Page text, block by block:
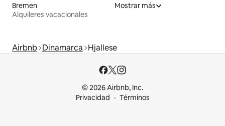
Bremen
Alquileres vacacionales
Mostrar más
Airbnb Dinamarca Hjallese
© 2026 Airbnb, Inc.
Privacidad
Términos